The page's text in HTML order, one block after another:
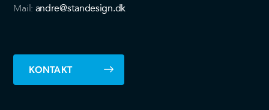
Mail: andre@standesign.dk
KONTAKT